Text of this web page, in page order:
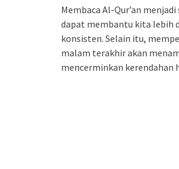
Membaca Al-Qur’an
dapat membantu kita lebih
konsisten. Selain itu,
malam terakhir akan
mencerminkan kerendahan